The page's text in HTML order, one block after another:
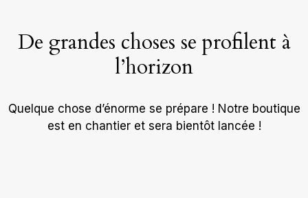
De grandes choses se profilent à
l’horizon
Quelque chose d’énorme se prépare ! Notre boutique
est en chantier et sera bientôt lancée !